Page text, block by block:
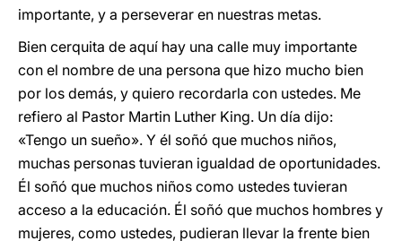
importante, y a perseverar en nuestras metas.
Bien cerquita de aquí hay una calle muy importante
con el nombre de una persona que hizo mucho bien
por los demás, y quiero recordarla con ustedes. Me
refiero al Pastor Martin Luther King. Un día dijo:
«Tengo un sueño». Y él soñó que muchos niños,
muchas personas tuvieran igualdad de oportunidades.
Él soñó que muchos niños como ustedes tuvieran
acceso a la educación. Él soñó que muchos hombres y
mujeres, como ustedes, pudieran llevar la frente bien